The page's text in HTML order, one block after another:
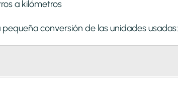
conversión de las unidades usadas: